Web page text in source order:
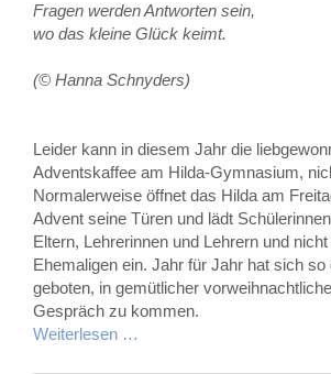
Fragen werden Antworten sein,
wo das kleine Glück keimt.
(© Hanna Schnyders)
Leider kann in diesem Jahr die
Adventskaffee am Hilda-Gymnasium,
Normalerweise öffnet das Hilda am
Advent seine Türen und lädt
Eltern, Lehrerinnen und Lehrern und
Ehemaligen ein. Jahr für Jahr hat sich
geboten, in gemütlicher
Gespräch zu kommen.
Weiterlesen …